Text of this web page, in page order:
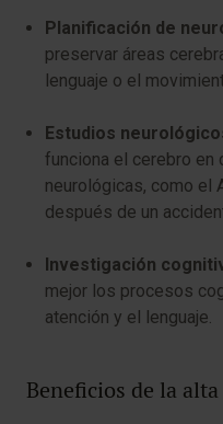
Planificación de
preservar áreas
lenguaje o el
Estudios
funciona el cerebro
neurológicas, como el
después de un
Investigación
mejor los procesos
atención y el lenguaje.
Beneficios de la